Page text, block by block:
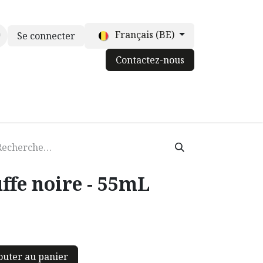
Se connecter
Français (BE)
Contactez-nous
noire - 55mL
au panier